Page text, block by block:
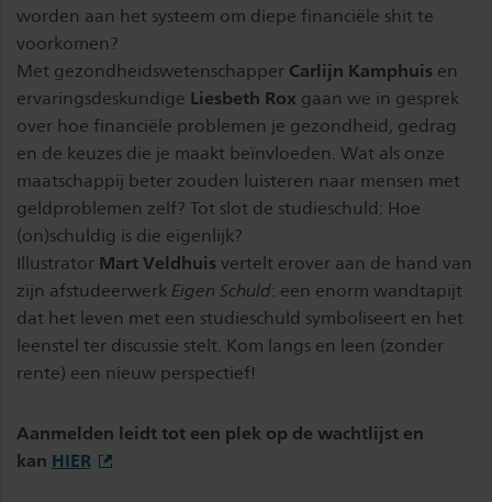
worden aan het systeem om diepe financiële shit te
voorkomen?
Met gezondheidswetenschapper Carlijn Kamphuis en
ervaringsdeskundige Liesbeth Rox gaan we in gesprek
over hoe financiële problemen je gezondheid, gedrag
en de keuzes die je maakt beïnvloeden. Wat als onze
maatschappij beter zouden luisteren naar mensen met
geldproblemen zelf? Tot slot de studieschuld: Hoe
(on)schuldig is die eigenlijk?
Illustrator Mart Veldhuis vertelt erover aan de hand van
zijn afstudeerwerk Eigen Schuld: een enorm wandtapijt
dat het leven met een studieschuld symboliseert en het
leenstel ter discussie stelt. Kom langs en leen (zonder
rente) een nieuw perspectief!
Aanmelden leidt tot een plek op de wachtlijst en
kan HIER